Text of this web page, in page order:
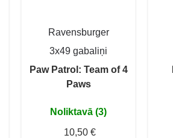
Ravensburger
3x49 gabaliņi
Paw Patrol: Team of 4
Paws
Noliktavā (3)
10,50 €